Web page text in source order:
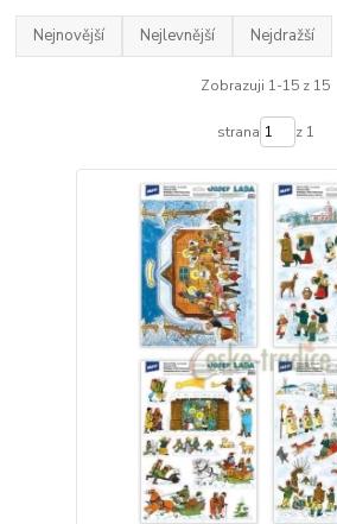
Nejnovější Nejlevnější Nejdražší
Zobrazuji 1-15 z 15
strana z 1